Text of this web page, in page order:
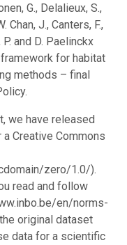
G., Delalieux, S.,
Chan, J., Canters, F.,
and D. Paelinckx
for habitat
methods – final
we have released
Creative Commons
zero/1.0/).
read and follow
en/norms-
original dataset
data for a scientific